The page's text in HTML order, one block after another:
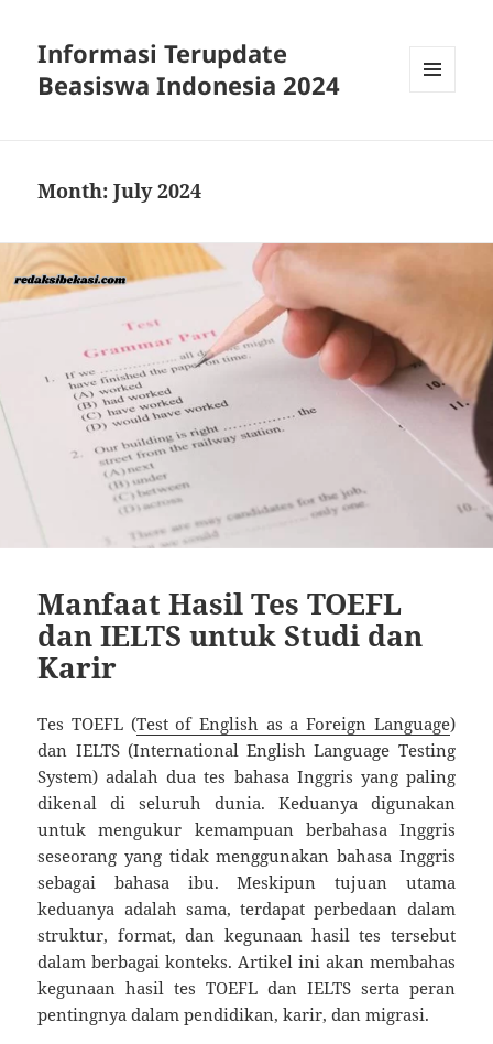
Informasi Terupdate
Beasiswa Indonesia 2024
Month:July 2024
Manfaat Hasil Tes TOEFL
dan IELTS untuk Studi dan
Karir
Tes TOEFL (Test of English as a Foreign Language)
dan IELTS (International English Language Testing
System) adalah dua tes bahasa Inggris yang paling
dikenal di seluruh dunia. Keduanya digunakan
untuk mengukur kemampuan berbahasa Inggris
seseorang yang tidak menggunakan bahasa Inggris
sebagai bahasa ibu. Meskipun tujuan utama
keduanya adalah sama, terdapat perbedaan dalam
struktur, format, dan kegunaan hasil tes tersebut
dalam berbagai konteks. Artikel ini akan membahas
kegunaan hasil tes TOEFL dan IELTS serta peran
pentingnya dalam pendidikan, karir, dan migrasi.